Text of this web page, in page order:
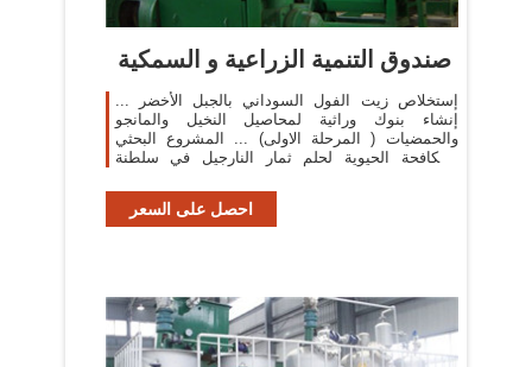
صندوق التنمية الزراعية و السمكية
إستخلاص زيت الفول السوداني بالجبل الأخضر ...
إنشاء بنوك وراثية لمحاصيل النخيل والمانجو
والحمضيات ( المرحلة الاولى) ... المشروع البحثي
للمكافحة الحيوية لحلم ثمار النارجيل في سلطنة
احصل على السعر